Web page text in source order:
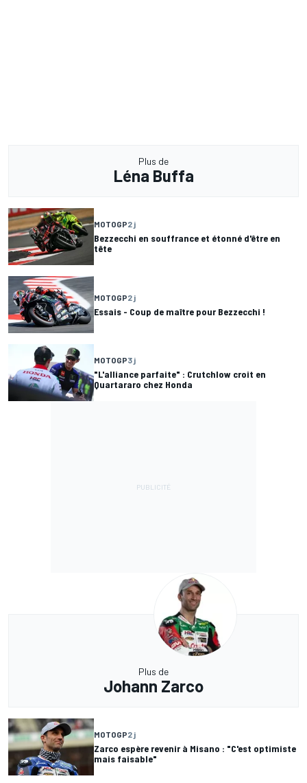
Plus de
Léna Buffa
MOTOGP2 j
Bezzecchi en souffrance et étonné d'être en
tête
MOTOGP2 j
Essais - Coup de maître pour Bezzecchi !
MOTOGP3 j
"L'alliance parfaite" : Crutchlow croit en
Quartararo chez Honda
Plus de
Johann Zarco
MOTOGP2 j
Zarco espère revenir à Misano : "C'est optimiste
mais faisable"